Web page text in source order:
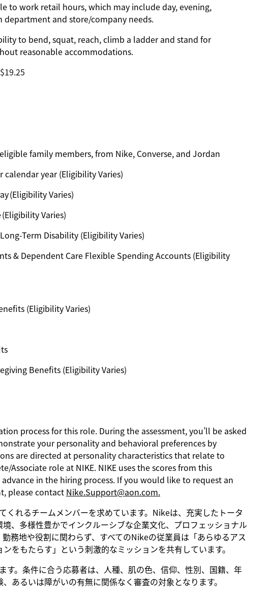
to work retail hours, which may include day, evening,
department and store/company needs.
to bend, squat, reach, climb a ladder and stand for
reasonable accommodations.
family members, from Nike, Converse, and Jordan
year (Eligibility Varies)
(Eligibility Varies)
Varies)
Term Disability (Eligibility Varies)
& Dependent Care Flexible Spending Accounts (Eligibility
(Eligibility Varies)
Benefits (Eligibility Varies)
process for this role. During the assessment, you’ll be asked
your personality and behavioral preferences by
are directed at personality characteristics that relate to
Associate role at NIKE. NIKE uses the scores from this
in the hiring process. If you would like to request an
please contact Nike.Support@aon.com.
くれるチームメンバーを求めています。Nikeは、充実したトータ
、多様性豊かでインクルーシブな企業文化、プロフェッショナル
務地や役割に関わらず、すべてのNikeの従業員は「あらゆるアス
をもたらす」という刺激的なミッションを共有しています。
す。条件に合う応募者は、人種、肌の色、信仰、性別、国籍、年
あるいは障がいの有無に関係なく審査の対象となります。